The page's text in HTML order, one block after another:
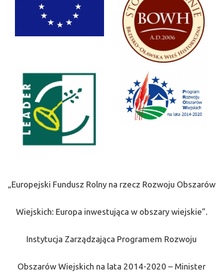
„Europejski Fundusz Rolny na rzecz Rozwoju Obszarów
Wiejskich: Europa inwestująca w obszary wiejskie”.
Instytucja Zarządzająca Programem Rozwoju
Obszarów Wiejskich na lata 2014-2020 – Minister